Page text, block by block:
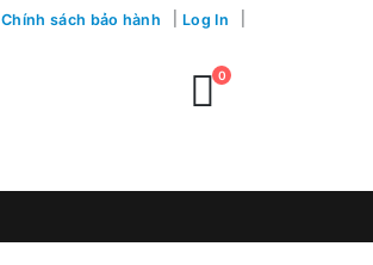
Chính sách bảo hành Log In
0